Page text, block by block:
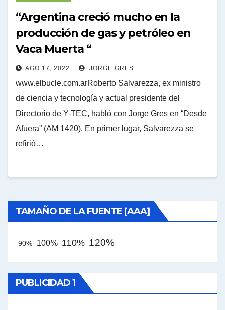
“Argentina creció mucho en la
producción de gas y petróleo en
Vaca Muerta “
AGO 17, 2022 JORGE GRES
www.elbucle.com.arRoberto Salvarezza, ex ministro
de ciencia y tecnología y actual presidente del
Directorio de Y-TEC, habló con Jorge Gres en “Desde
Afuera” (AM 1420). En primer lugar, Salvarezza se
refirió…
TAMAÑO DE LA FUENTE [AAA]
90% 100% 110% 120%
PUBLICIDAD 1